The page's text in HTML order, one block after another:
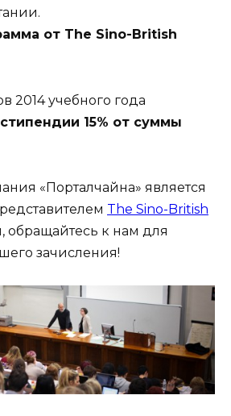
от The Sino-British
2014 учебного года
стипендии 15% от суммы
«Порталчайна» является
The Sino-British
обращайтесь к нам для
зачисления!